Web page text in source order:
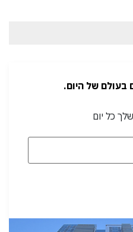
בעולם של היום.
כל יום